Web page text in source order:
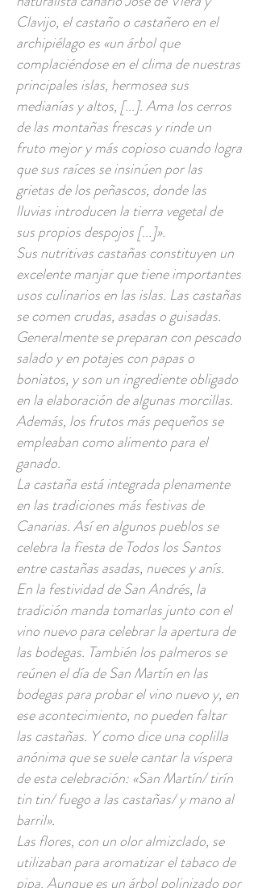
Clavijo, el castaño o castañero en el
archipiélago es «un árbol que
complaciéndose en el clima de nuestras
principales islas, hermosea sus
medianías y altos, [...]. Ama los cerros
de las montañas frescas y rinde un
fruto mejor y más copioso cuando logra
que sus raíces se insinúen por las
grietas de los peñascos, donde las
lluvias introducen la tierra vegetal de
sus propios despojos [...]».
Sus nutritivas castañas constituyen un
excelente manjar que tiene importantes
usos culinarios en las islas. Las castañas
se comen crudas, asadas o guisadas.
Generalmente se preparan con pescado
salado y en potajes con papas o
boniatos, y son un ingrediente obligado
en la elaboración de algunas morcillas.
Además, los frutos más pequeños se
empleaban como alimento para el
ganado.
La castaña está integrada plenamente
en las tradiciones más festivas de
Canarias. Así en algunos pueblos se
celebra la fiesta de Todos los Santos
entre castañas asadas, nueces y anís.
En la festividad de San Andrés, la
tradición manda tomarlas junto con el
vino nuevo para celebrar la apertura de
las bodegas. También los palmeros se
reúnen el día de San Martín en las
bodegas para probar el vino nuevo y, en
ese acontecimiento, no pueden faltar
las castañas. Y como dice una coplilla
anónima que se suele cantar la víspera
de esta celebración: «San Martín/ tirín
tin tin/ fuego a las castañas/ y mano al
barril».
Las flores, con un olor almizclado, se
utilizaban para aromatizar el tabaco de
pipa. Aunque es un árbol polinizado por